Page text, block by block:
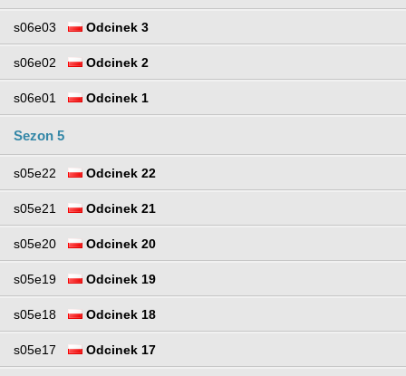
s06e03 Odcinek 3
s06e02 Odcinek 2
s06e01 Odcinek 1
Sezon 5
s05e22 Odcinek 22
s05e21 Odcinek 21
s05e20 Odcinek 20
s05e19 Odcinek 19
s05e18 Odcinek 18
s05e17 Odcinek 17